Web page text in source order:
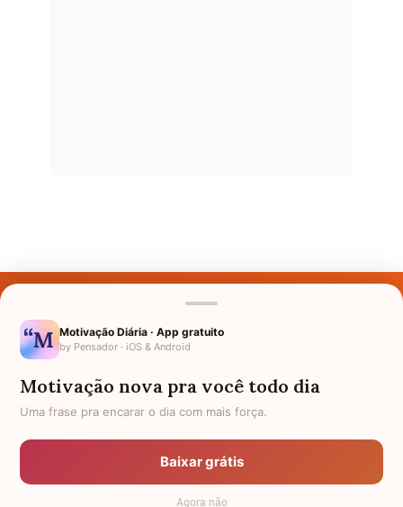
Nomes pelo Mundo
Política de Privacidade
Anuncie
Motivação Diária · App gratuito
by Pensador · iOS & Android
Motivação nova pra você todo dia
Uma frase pra encarar o dia com mais força.
Baixar grátis
Agora não